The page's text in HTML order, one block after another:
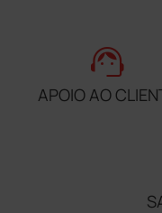
support_agent
APOIO AO